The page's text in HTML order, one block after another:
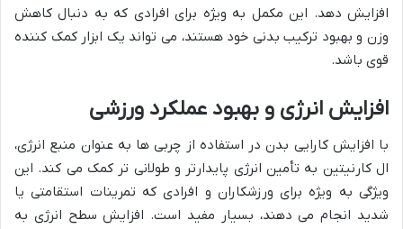
افزایش دهد. این مکمل به ویژه برای افرادی که به دنبال کاهش
وزن و بهبود ترکیب بدنی خود هستند، می تواند یک ابزار کمک کننده
قوی باشد.
افزایش انرژی و بهبود عملکرد ورزشی
با افزایش کارایی بدن در استفاده از چربی ها به عنوان منبع انرژی،
ال کارنیتین به تأمین انرژی پایدارتر و طولانی تر کمک می کند. این
ویژگی به ویژه برای ورزشکاران و افرادی که تمرینات استقامتی یا
شدید انجام می دهند، بسیار مفید است. افزایش سطح انرژی به